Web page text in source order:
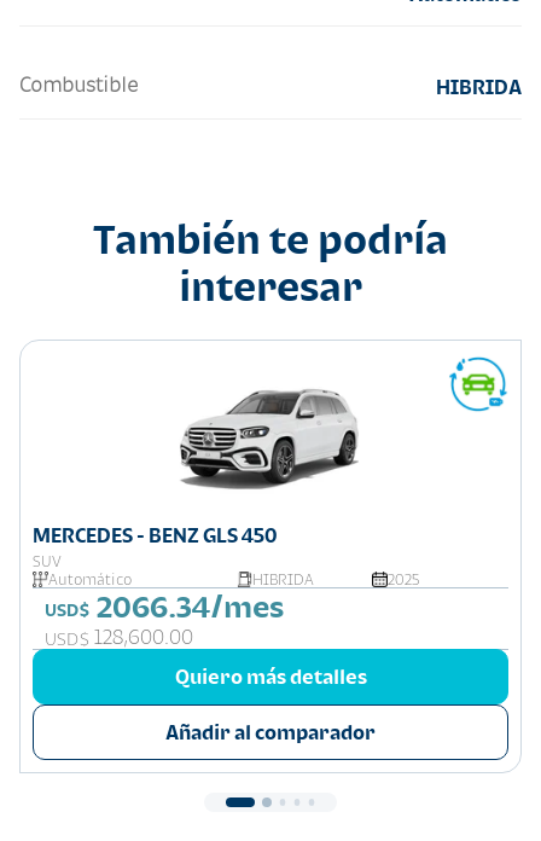
Combustible HIBRIDA
También te podría
interesar
MERCEDES - BENZ GLS 450
SUV
Automático
HIBRIDA 2025
USD$ 2066.34/mes
USD$ 128,600.00
Quiero más detalles
Añadir al comparador